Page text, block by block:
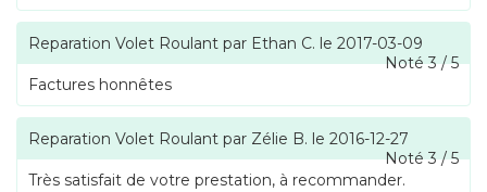
Reparation Volet Roulant par Ethan C. le 2017-03-09
Noté3/5
Factures honnêtes
Reparation Volet Roulant par Zélie B. le 2016-12-27
Noté3/5
Très satisfait de votre prestation, à recommander.